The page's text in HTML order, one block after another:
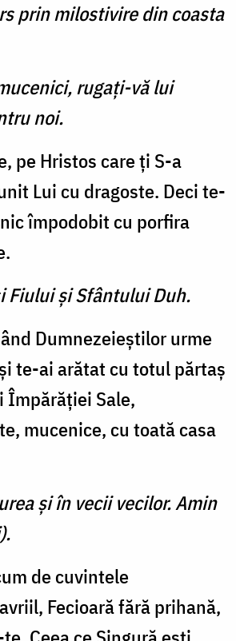
prin milostivire din coasta
rugaţi-vă lui
noi.
pe Hristos care ţi S-a
Lui cu dragoste. Deci te-
împodobit cu porfira
Fiului şi Sfântului Duh.
Dumnezeieştilor urme
te-ai arătat cu totul părtaş
Împărăţiei Sale,
mucenice, cu toată casa
şi în vecii vecilor. Amin
de cuvintele
Fecioară fără prihană,